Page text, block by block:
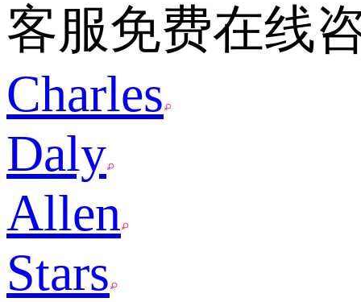
客服免费在线
Charles
Daly
Allen
Stars